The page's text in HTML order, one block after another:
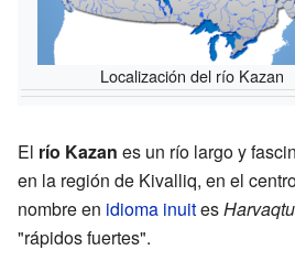
Localización del río Kazan
El río Kazan es un río largo y
en la región de Kivalliq, en el
nombre en idioma inuites
"rápidos fuertes".